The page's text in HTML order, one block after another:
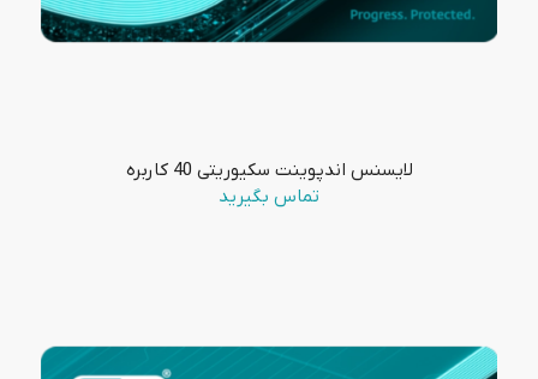
لایسنس اندپوینت سکیوریتی 40 کاربره
تماس بگیرید